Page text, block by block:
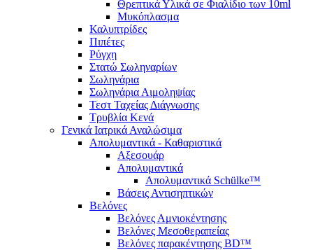
Θρεπτικά Υλικά σε Φιαλίδιο των 10ml
Μυκόπλασμα
Καλυπτρίδες
Πιπέτες
Ρύγχη
Στατώ Σωληναρίων
Σωληνάρια
Σωληνάρια Αιμοληψίας
Τεστ Ταχείας Διάγνωσης
Τρυβλία Κενά
Γενικά Ιατρικά Αναλώσιμα
Απολυμαντικά - Καθαριστικά
Αξεσουάρ
Απολυμαντικά
Απολυμαντικά Schülke™
Βάσεις Αντισηπτικών
Βελόνες
Βελόνες Αμνιοκέντησης
Βελόνες Μεσοθεραπείας
Βελόνες παρακέντησης BD™